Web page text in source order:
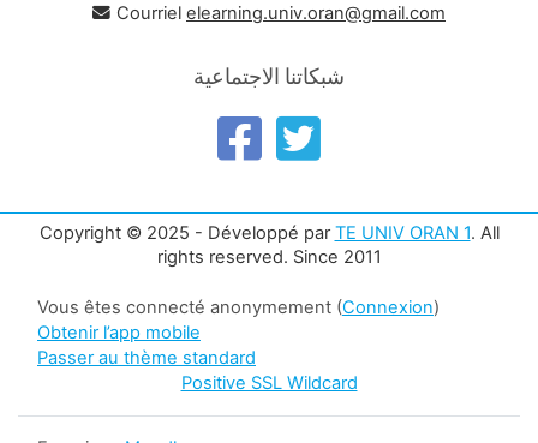
Courriel elearning.univ.oran@gmail.com
شبكاتنا الاجتماعية
Copyright © 2025 - Développé par TE UNIV ORAN 1. All
rights reserved. Since 2011
Vous êtes connecté anonymement (Connexion)
Obtenir l’app mobile
Passer au thème standard
Positive SSL Wildcard